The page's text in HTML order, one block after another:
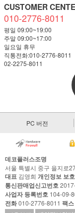
CUSTOMER
010-2776-8011
평일 09:00~19:00
주말 09:00~17:00
일요일 휴무
직통전화:010-2776-8011
02-2275-8011
PC 버전
데코플러스조명
서울 특별시 중구 을지로
대표 김영희 개인정보 보
통신판매업신고번호
사업자 등록번호 104-09-
전화010-2776-8011 팩스